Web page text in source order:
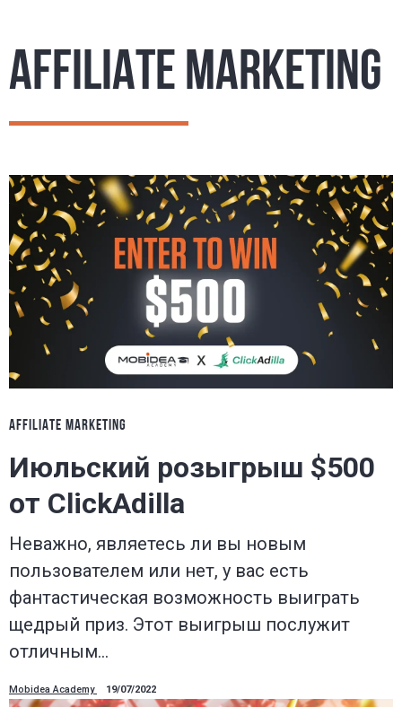
AFFILIATE MARKETING
AFFILIATE MARKETING
Июльский розыгрыш $500
от ClickAdilla
Неважно, являетесь ли вы новым
пользователем или нет, у вас есть
фантастическая возможность выиграть
щедрый приз. Этот выигрыш послужит
отличным…
Mobidea Academy 19/07/2022